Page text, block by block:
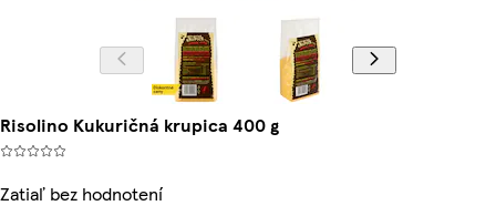
Risolino Kukuričná krupica 400 g
Zatiaľ bez hodnotení